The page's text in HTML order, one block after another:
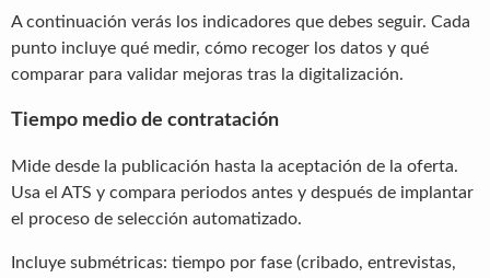
A continuación verás los indicadores que debes seguir. Cada
punto incluye qué medir, cómo recoger los datos y qué
comparar para validar mejoras tras la digitalización.
Tiempo medio de contratación
Mide desde la publicación hasta la aceptación de la oferta.
Usa el ATS y compara periodos antes y después de implantar
el proceso de selección automatizado.
Incluye submétricas: tiempo por fase (cribado, entrevistas,